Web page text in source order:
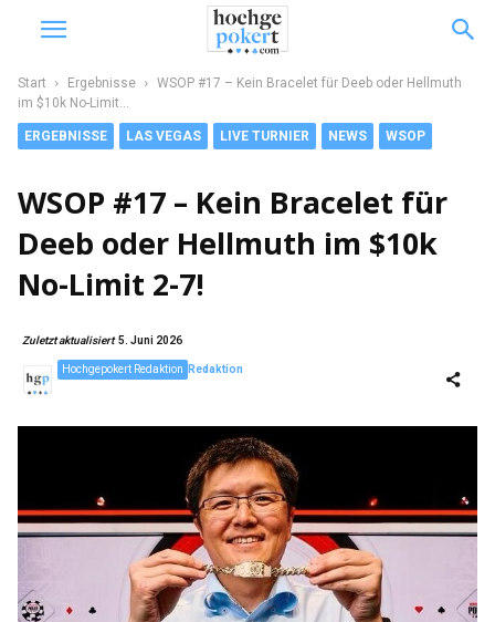
Start Ergebnisse
WSOP #17 – Kein Bracelet für Deeb oder Hellmuth
im $10k No-Limit...
ERGEBNISSE LAS VEGAS LIVE TURNIER NEWS WSOP
WSOP #17 – Kein Bracelet für
Deeb oder Hellmuth im $10k
No-Limit 2-7!
Zuletzt aktualisiert5. Juni 2026
Redaktion
Hochgepokert Redaktion